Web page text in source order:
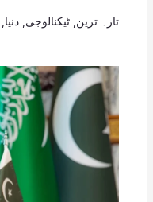
تازہ ترین ٹیکنالوجی دنیا